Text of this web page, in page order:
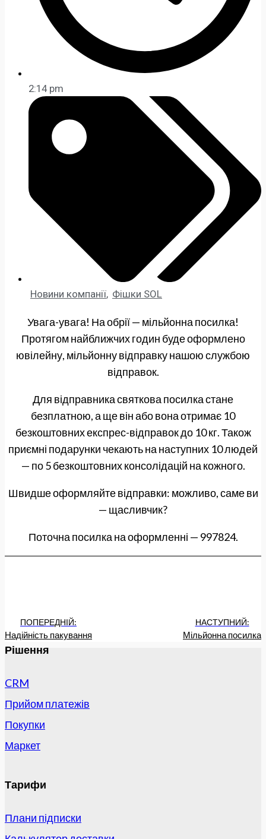
2:14 pm
Новини компанії, Фішки SOL
Увага-увага! На обрії — мільйонна посилка!
Протягом найближчих годин буде оформлено
ювілейну, мільйонну відправку нашою службою
відправок.
Для відправника святкова посилка стане
безплатною, а ще він або вона отримає 10
безкоштовних експрес-відправок до 10 кг. Також
приємні подарунки чекають на наступних 10 людей
— по 5 безкоштовних консолідацій на кожного.
Швидше оформляйте відправки: можливо, саме ви
— щасливчик?
Поточна посилка на оформленні — 997824.
ПОПЕРЕДНІЙ:
Надійність пакування
НАСТУПНИЙ:
Мільйонна посилка
Рішення
CRM
Прийом платежів
Покупки
Маркет
Тарифи
Плани підписки